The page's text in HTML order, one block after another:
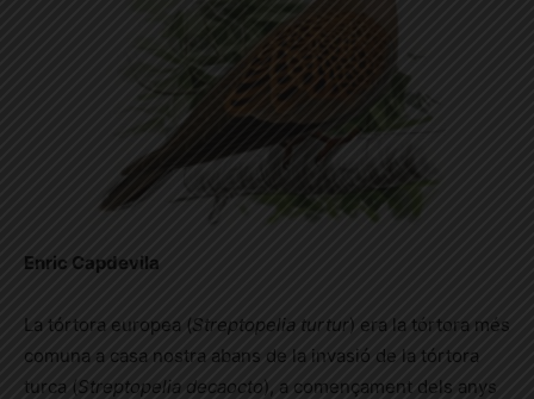
Enric Capdevila
La tórtora europea (Streptopelia turtur) era la tórtora més
comuna a casa nostra abans de la invasió de la tórtora
turca (Streptopelia decaocto), a començament dels anys